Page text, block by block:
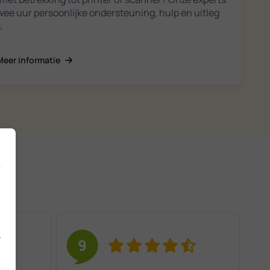
uur persoonlijke ondersteuning, hulp en uitleg
informatie
9